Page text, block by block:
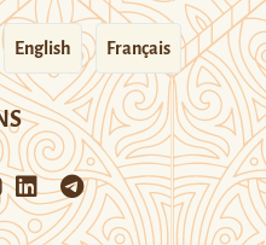
English Français